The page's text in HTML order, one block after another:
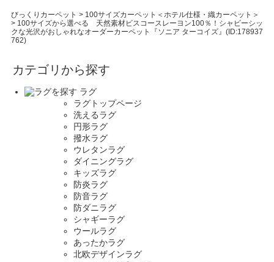
びっくりカーペット > 100サイズカーペット＜ホテル仕様・織カーペット＞
> 100サイズから選べる 天然素材ビスコースレーヨン100％！シャビーシッ
クな光沢がおしゃれなオーダーカーペット『ソニア ターコイズ』(ID:178937
762)
カテゴリから探す
ラグ
ラグトップページ
洗えるラグ
円形ラグ
撥水ラグ
ウレタンラグ
ダイニングラグ
キッズラグ
防炎ラグ
防音ラグ
防ダニラグ
シャギーラグ
ウールラグ
あったかラグ
北欧デザインラグ